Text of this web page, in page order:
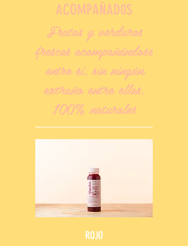
ACOMPAÑAD0S
Frutas y verduras
frescas acompañándose
entre sí, sin ningún
extraño entre ellas.
100% naturales
ROJO